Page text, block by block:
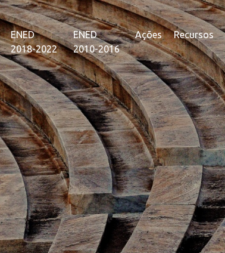
ENED
2018-2022
ENED
2010-2016
Ações Recursos